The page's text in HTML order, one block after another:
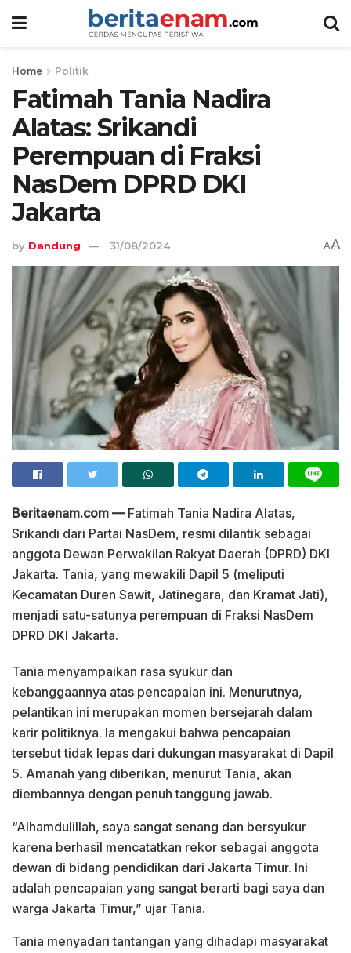
Home Politik
Fatimah Tania Nadira
Alatas: Srikandi
Perempuan di Fraksi
NasDem DPRD DKI
Jakarta
by Dandung 31/08/2024 AA
Beritaenam.com —Fatimah Tania Nadira Alatas,
Srikandi dari Partai NasDem, resmi dilantik sebagai
anggota Dewan Perwakilan Rakyat Daerah (DPRD) DKI
Jakarta. Tania, yang mewakili Dapil 5 (meliputi
Kecamatan Duren Sawit, Jatinegara, dan Kramat Jati),
menjadi satu-satunya perempuan di Fraksi NasDem
DPRD DKI Jakarta.
Tania menyampaikan rasa syukur dan
kebanggaannya atas pencapaian ini. Menurutnya,
pelantikan ini merupakan momen bersejarah dalam
karir politiknya. Ia mengakui bahwa pencapaian
tersebut tidak lepas dari dukungan masyarakat di Dapil
5. Amanah yang diberikan, menurut Tania, akan
diembannya dengan penuh tanggung jawab.
“Alhamdulillah, saya sangat senang dan bersyukur
karena berhasil mencatatkan rekor sebagai anggota
dewan di bidang pendidikan dari Jakarta Timur. Ini
adalah pencapaian yang sangat berarti bagi saya dan
warga Jakarta Timur,” ujar Tania.
Tania menyadari tantangan yang dihadapi masyarakat